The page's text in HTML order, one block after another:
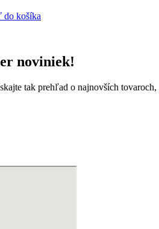
do košíka
noviniek!
tak prehľad o najnovších tovaroch,